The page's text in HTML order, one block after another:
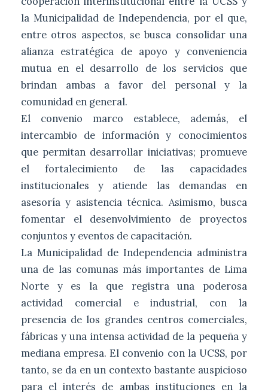
la Municipalidad de Independencia, por el que,
entre otros aspectos, se busca consolidar una
alianza estratégica de apoyo y conveniencia
mutua en el desarrollo de los servicios que
brindan ambas a favor del personal y la
comunidad en general.
El convenio marco establece, además, el
intercambio de información y conocimientos
que permitan desarrollar iniciativas; promueve
el fortalecimiento de las capacidades
institucionales y atiende las demandas en
asesoría y asistencia técnica. Asimismo, busca
fomentar el desenvolvimiento de proyectos
conjuntos y eventos de capacitación.
La Municipalidad de Independencia administra
una de las comunas más importantes de Lima
Norte y es la que registra una poderosa
actividad comercial e industrial, con la
presencia de los grandes centros comerciales,
fábricas y una intensa actividad de la pequeña y
mediana empresa. El convenio con la UCSS, por
tanto, se da en un contexto bastante auspicioso
para el interés de ambas instituciones en la